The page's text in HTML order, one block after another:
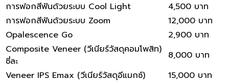
การฟอกสีฟันด้วยระบบ Cool Light
4,500 บาท
การฟอกสีฟันด้วยระบบ Zoom
12,000 บาท
Opalescence Go
2,900 บาท
Composite Veneer (วีเนียร์วัสดุคอมโพสิท)
ซี่ละ
8,000 บาท
Veneer IPS Emax (วีเนียร์วัสดุอีแมกซ์)
15,000 บาท